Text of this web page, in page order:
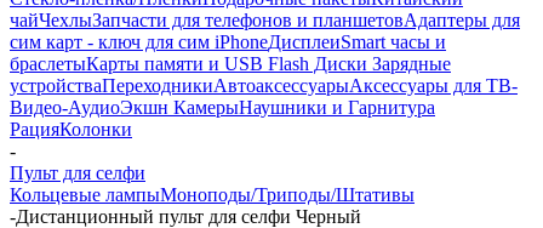
чайЧехлыЗапчасти для телефонов и планшетовАдаптеры для
сим карт - ключ для сим iPhoneДисплеиSmart часы и
браслетыКарты памяти и USB Flash Диски Зарядные
устройстваПереходникиАвтоаксессуарыАксессуары для ТВ-
Видео-АудиоЭкшн КамерыНаушники и Гарнитура
РацияКолонки
-
Пульт для селфи
Кольцевые лампыМоноподы/Триподы/Штативы
-Дистанционный пульт для селфи Черный